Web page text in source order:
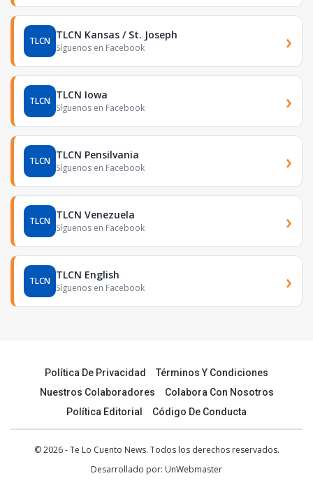
TLCN TLCN Kansas / St. Joseph
Síguenos en Facebook ›
TLCN TLCN Iowa
Síguenos en Facebook ›
TLCN TLCN Pensilvania
Síguenos en Facebook ›
TLCN TLCN Venezuela
Síguenos en Facebook ›
TLCN TLCN English
Síguenos en Facebook ›
Política De Privacidad
Términos Y Condiciones
Nuestros Colaboradores
Colabora Con Nosotros
Política Editorial
Código De Conducta
© 2026 - Te Lo Cuento News. Todos los derechos reservados.
Desarrollado por: UnWebmaster